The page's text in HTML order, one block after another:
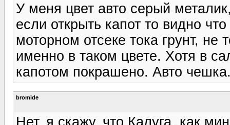
У меня цвет авто серый
если открыть капот то видно
моторном отсеке тока грунт, не
именно в таком цвете. Хотя в
капотом покрашено. Авто
bromide
Нет, я скажу, что Калуга, как